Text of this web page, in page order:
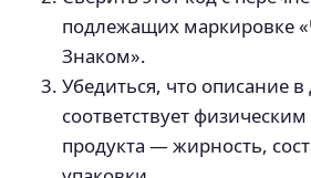
подлежащих маркировке
Знаком».
Убедиться, что описание
соответствует
продукта — жирность,